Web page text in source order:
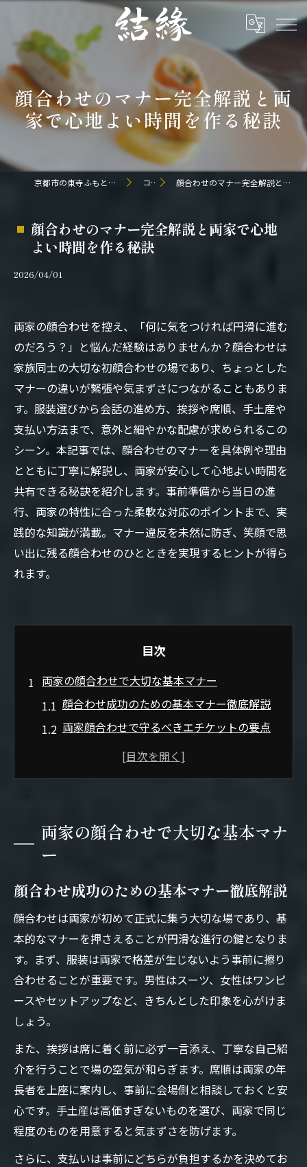
顔合わせのマナー完全解説と両
家で心地よい時間を作る秘訣
京都市の東寺ふもとの和食なら日本料理 結縁 コラム 顔合わせのマナー完全解説と両家で心地よい時間を作る秘訣
顔合わせのマナー完全解説と両家で心地
よい時間を作る秘訣
2026/04/01
両家の顔合わせを控え、「何に気をつければ円滑に進む
のだろう？」と悩んだ経験はありませんか？顔合わせは
家族同士の大切な初顔合わせの場であり、ちょっとした
マナーの違いが緊張や気まずさにつながることもありま
す。服装選びから会話の進め方、挨拶や席順、手土産や
支払い方法まで、意外と細やかな配慮が求められるこの
シーン。本記事では、顔合わせのマナーを具体例や理由
とともに丁寧に解説し、両家が安心して心地よい時間を
共有できる秘訣を紹介します。事前準備から当日の進
行、両家の特性に合った柔軟な対応のポイントまで、実
践的な知識が満載。マナー違反を未然に防ぎ、笑顔で思
い出に残る顔合わせのひとときを実現するヒントが得ら
れます。
目次
両家の顔合わせで大切な基本マナー
顔合わせ成功のための基本マナー徹底解説
両家顔合わせで守るべきエチケットの要点
間違いがちな顔合わせマナーと正しい対応
初めての顔合わせで非常識を避ける準備ポ
緊張しがちな顔合わせの雰囲気を和らげるコツ
両家顔合わせで緊張をほぐす小さな心配り
初対面でも安心できる顔合わせマナーの工
夫
ぐだぐだ回避のための顔合わせ進行ポイン
親が語る顔合わせで場を和ませる実践例
服装選びが印象を左右する顔合わせの心得
顔合わせにふさわしい服装マナーの基礎知
識
両家顔合わせでNGな服装と選び方の注意点
親や兄弟も納得の顔合わせ服装選びのコツ
両家の顔合わせで大切な基本マナ
ー
顔合わせ成功のための基本マナー徹底解説
顔合わせは両家が初めて正式に集う大切な場であり、基
本的なマナーを押さえることが円滑な進行の鍵となりま
す。まず、服装は両家で格差が生じないよう事前に擦り
合わせることが重要です。男性はスーツ、女性はワンピ
ースやセットアップなど、きちんとした印象を心がけま
しょう。
また、挨拶は席に着く前に必ず一言添え、丁寧な自己紹
介を行うことで場の空気が和らぎます。席順は両家の年
長者を上座に案内し、事前に会場側と相談しておくと安
心です。手土産は高価すぎないものを選び、両家で同じ
程度のものを用意すると気まずさを防げます。
さらに、支払いは事前にどちらが負担するかを決めてお